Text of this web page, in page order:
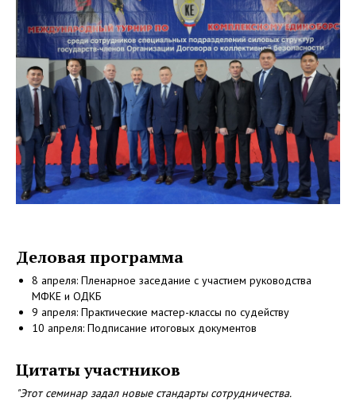
Деловая программа
8 апреля: Пленарное заседание с участием руководства
МФКЕ и ОДКБ
9 апреля: Практические мастер-классы по судейству
10 апреля: Подписание итоговых документов
Цитаты участников
"Этот семинар задал новые стандарты сотрудничества.